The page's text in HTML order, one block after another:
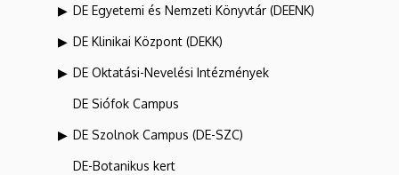
DE Egyetemi és Nemzeti Könyvtár (DEENK)
DE Klinikai Központ (DEKK)
DE Oktatási-Nevelési Intézmények
DE Siófok Campus
DE Szolnok Campus (DE-SZC)
DE-Botanikus kert